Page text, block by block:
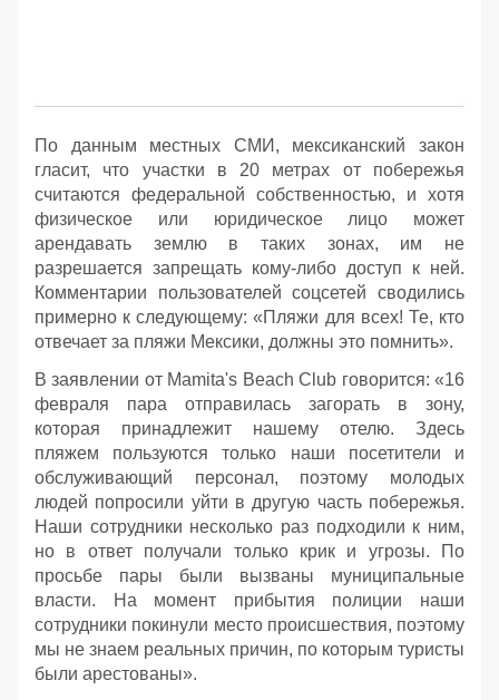
По данным местных СМИ, мексиканский закон
гласит, что участки в 20 метрах от побережья
считаются федеральной собственностью, и хотя
физическое или юридическое лицо может
арендавать землю в таких зонах, им не
разрешается запрещать кому-либо доступ к ней.
Комментарии пользователей соцсетей сводились
примерно к следующему: «Пляжи для всех! Те, кто
отвечает за пляжи Мексики, должны это помнить».
В заявлении от Mamita's Beach Club говорится: «16
февраля пара отправилась загорать в зону,
которая принадлежит нашему отелю. Здесь
пляжем пользуются только наши посетители и
обслуживающий персонал, поэтому молодых
людей попросили уйти в другую часть побережья.
Наши сотрудники несколько раз подходили к ним,
но в ответ получали только крик и угрозы. По
просьбе пары были вызваны муниципальные
власти. На момент прибытия полиции наши
сотрудники покинули место происшествия, поэтому
мы не знаем реальных причин, по которым туристы
были арестованы».